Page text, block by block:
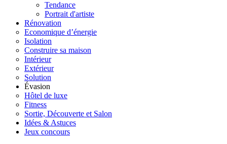
Tendance
Portrait d'artiste
Rénovation
Economique d’énergie
Isolation
Construire sa maison
Intérieur
Extérieur
Solution
Évasion
Hôtel de luxe
Fitness
Sortie, Découverte et Salon
Idées & Astuces
Jeux concours